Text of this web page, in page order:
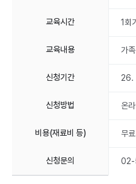
교육시간 1회
교육내용 가
신청기간 26.
신청방법 온
비용(재료비 등) 무료
신청문의 02-